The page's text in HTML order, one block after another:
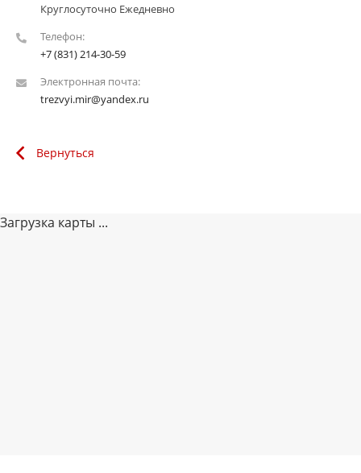
Круглосуточно Ежедневно
Телефон:
+7 (831) 214-30-59
Электронная почта:
trezvyi.mir@yandex.ru
Вернуться
Загрузка карты ...